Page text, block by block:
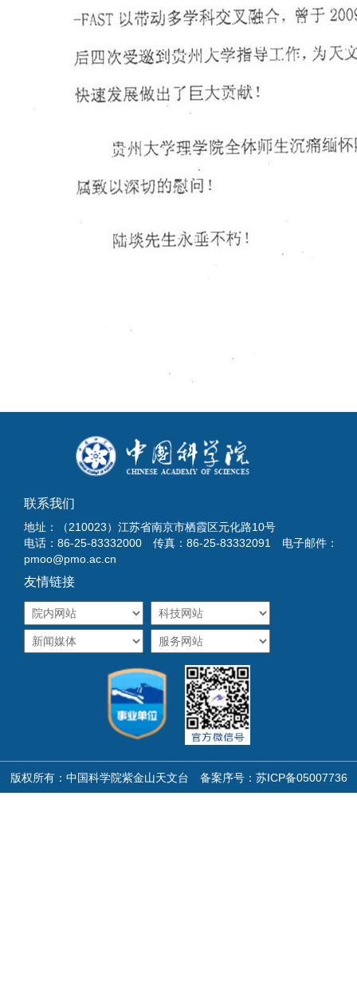
联系我们
地址：（210023）江苏省南京市栖霞区元化路10号
电话：86-25-83332000 传真：86-25-83332091 电子邮件：
pmoo@pmo.ac.cn
友情链接
版权所有：中国科学院紫金山天文台 备案序号： 苏ICP备05007736